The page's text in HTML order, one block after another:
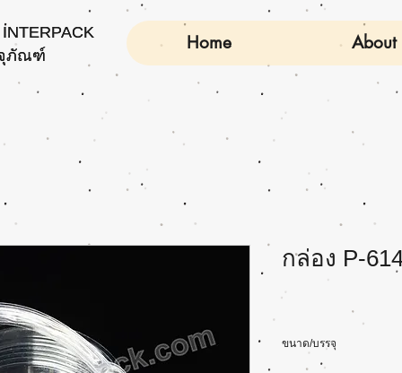
ภัณฑ์
ภัณฑ์
Home About
กล่อง P-
ขนาด/บรรจุ